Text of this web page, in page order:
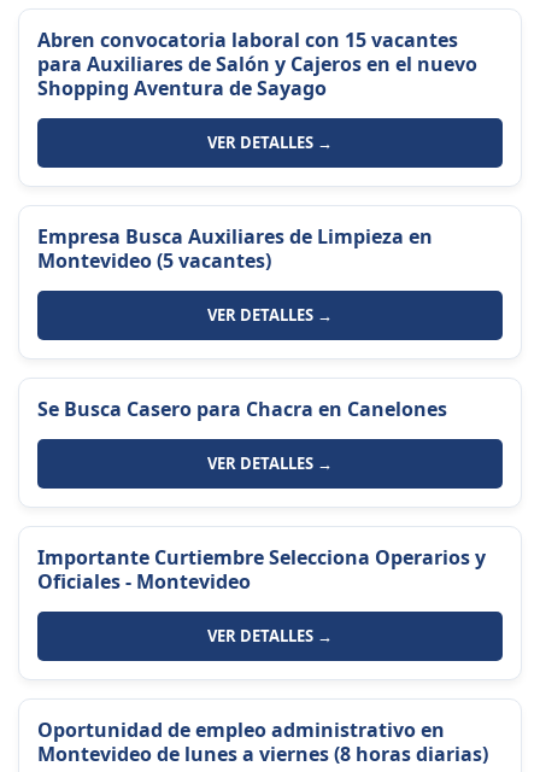
Abren convocatoria laboral con 15 vacantes
para Auxiliares de Salón y Cajeros en el nuevo
Shopping Aventura de Sayago
VER DETALLES →
Empresa Busca Auxiliares de Limpieza en
Montevideo (5 vacantes)
VER DETALLES →
Se Busca Casero para Chacra en Canelones
VER DETALLES →
Importante Curtiembre Selecciona Operarios y
Oficiales - Montevideo
VER DETALLES →
Oportunidad de empleo administrativo en
Montevideo de lunes a viernes (8 horas diarias)